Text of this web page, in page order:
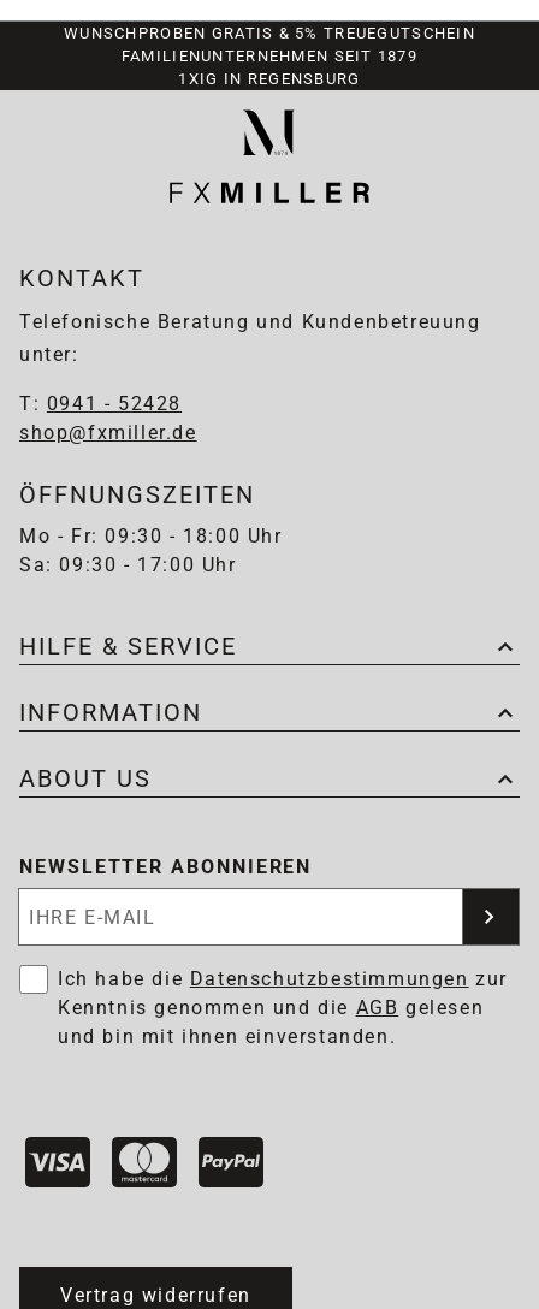
WUNSCHPROBEN GRATIS & 5% TREUEGUTSCHEIN
FAMILIENUNTERNEHMEN SEIT 1879
1XIG IN REGENSBURG
KONTAKT
Telefonische Beratung und Kundenbetreuung
unter:
T: 0941 - 52428
shop@fxmiller.de
ÖFFNUNGSZEITEN
Mo - Fr: 09:30 - 18:00 Uhr
Sa: 09:30 - 17:00 Uhr
HILFE & SERVICE
INFORMATION
ABOUT US
NEWSLETTER ABONNIEREN
Ich habe die Datenschutzbestimmungen zur
Kenntnis genommen und die AGB gelesen
und bin mit ihnen einverstanden.
Vertrag widerrufen